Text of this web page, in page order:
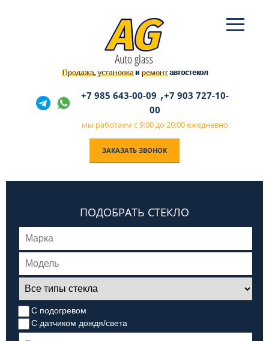
Продажа,установкаи ремонтавтостекол
+7 985 643-00-09 ,+7 903 727-10-
00
мы работаем с 9:00 до 20:00 ежедневно
ЗАКАЗАТЬ ЗВОНОК
ПОДОБРАТЬ СТЕКЛО
С подогревом
С датчиком дождя/света